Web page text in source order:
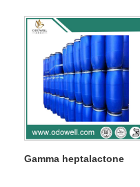
Gamma heptalactone